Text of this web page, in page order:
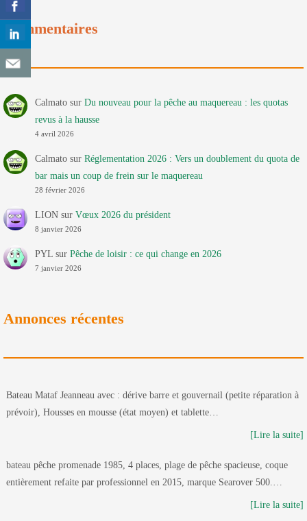
Commentaires
Calmatosur Du nouveau pour la pêche au maquereau : les quotas
revus à la hausse
4 avril 2026
Calmatosur Réglementation 2026 : Vers un doublement du quota de
bar mais un coup de frein sur le maquereau
28 février 2026
LIONsur Vœux 2026 du président
8 janvier 2026
PYLsur Pêche de loisir : ce qui change en 2026
7 janvier 2026
Annonces récentes
Bateau Mataf Jeanneau avec : dérive barre et gouvernail (petite réparation à
prévoir), Housses en mousse (état moyen) et tablette…
[Lire la suite]
bateau pêche promenade 1985, 4 places, plage de pêche spacieuse, coque
entièrement refaite par professionnel en 2015, marque Searover 500.…
[Lire la suite]